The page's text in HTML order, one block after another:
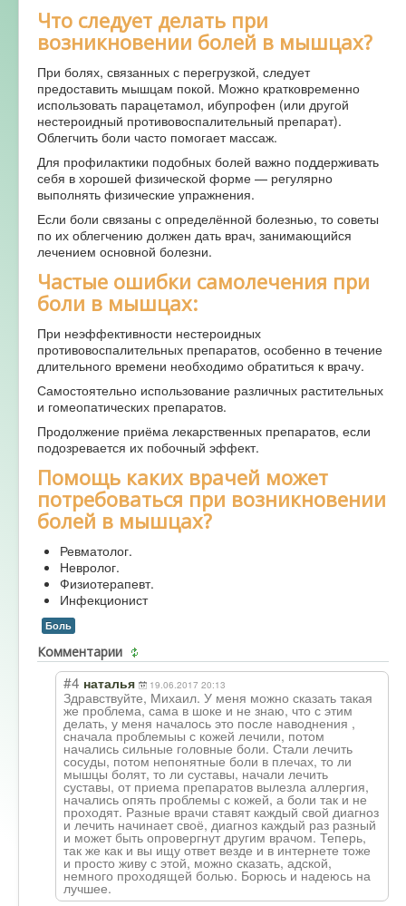
Что следует делать при
возникновении болей в мышцах?
При болях, связанных с перегрузкой, следует
предоставить мышцам покой. Можно кратковременно
использовать парацетамол, ибупрофен (или другой
нестероидный противовоспалительный препарат).
Облегчить боли часто помогает массаж.
Для профилактики подобных болей важно поддерживать
себя в хорошей физической форме — регулярно
выполнять физические упражнения.
Если боли связаны с определённой болезнью, то советы
по их облегчению должен дать врач, занимающийся
лечением основной болезни.
Частые ошибки самолечения при
боли в мышцах:
При неэффективности нестероидных
противовоспалительных препаратов, особенно в течение
длительного времени необходимо обратиться к врачу.
Самостоятельно использование различных растительных
и гомеопатических препаратов.
Продолжение приёма лекарственных препаратов, если
подозревается их побочный эффект.
Помощь каких врачей может
потребоваться при возникновении
болей в мышцах?
Ревматолог.
Невролог.
Физиотерапевт.
Инфекционист
Боль
Комментарии
#4 наталья 19.06.2017 20:13
Здравствуйте, Михаил. У меня можно сказать такая
же проблема, сама в шоке и не знаю, что с этим
делать, у меня началось это после наводнения ,
сначала проблемыы с кожей лечили, потом
начались сильные головные боли. Стали лечить
сосуды, потом непонятные боли в плечах, то ли
мышцы болят, то ли суставы, начали лечить
суставы, от приема препаратов вылезла аллергия,
начались опять проблемы с кожей, а боли так и не
проходят. Разные врачи ставят каждый свой диагноз
и лечить начинает своё, диагноз каждый раз разный
и может быть опровергнут другим врачом. Теперь,
так же как и вы ищу ответ везде и в интернете тоже
и просто живу с этой, можно сказать, адской,
немного проходящей болью. Борюсь и надеюсь на
лучшее.